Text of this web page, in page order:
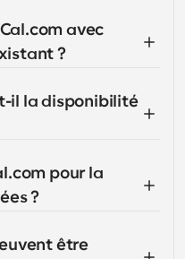
avec
?
il la disponibilité
pour la
?
être